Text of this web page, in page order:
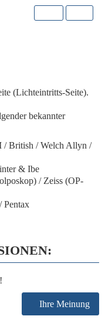
(Lichteintritts-Seite).
bekannter
/ British / Welch Allyn /
& Ibe
/ Zeiss (OP-
Pentax
Ihre Meinung